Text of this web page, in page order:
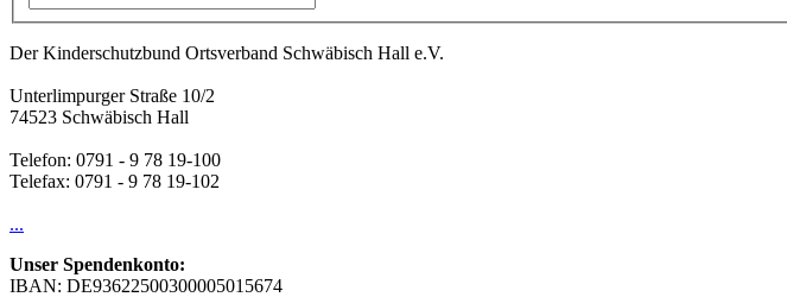
Der Kinderschutzbund Ortsverband Schwäbisch Hall e.V.
Unterlimpurger Straße 10/2
74523 Schwäbisch Hall
Telefon: 0791 - 9 78 19-100
Telefax: 0791 - 9 78 19-102
...
Unser Spendenkonto:
IBAN: DE93622500300005015674